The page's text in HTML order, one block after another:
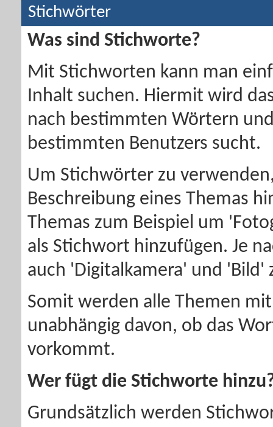
Stichwörter
Was sind Stichworte?
Mit Stichworten kann man
Inhalt suchen. Hiermit wird
nach bestimmten Wörtern
bestimmten Benutzers sucht.
Um Stichwörter zu
Beschreibung eines Themas
Themas zum Beispiel um
als Stichwort hinzufügen. Je
auch 'Digitalkamera' und
Somit werden alle Themen
unabhängig davon, ob das
vorkommt.
Wer fügt die Stichworte
Grundsätzlich werden